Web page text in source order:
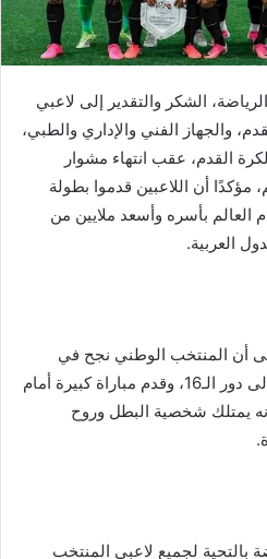
الشكر والتقدير إلى لاعبي
والجهاز الفني والإداري والطبي،
القدم، عقب انتهاء مشوار
أن اللاعبين قدموا بطولة
العالم بأسره وأسعد ملايين من
العربية.
أن المنتخب الوطني نجح في
تحقيق إنجاز تاريخي بالوصول إلى دور الـ16، وقدم مباراة كبيرة أمام
أنه يمتلك شخصية البطل وروح
بالتحية لجميع لاعبي المنتخب